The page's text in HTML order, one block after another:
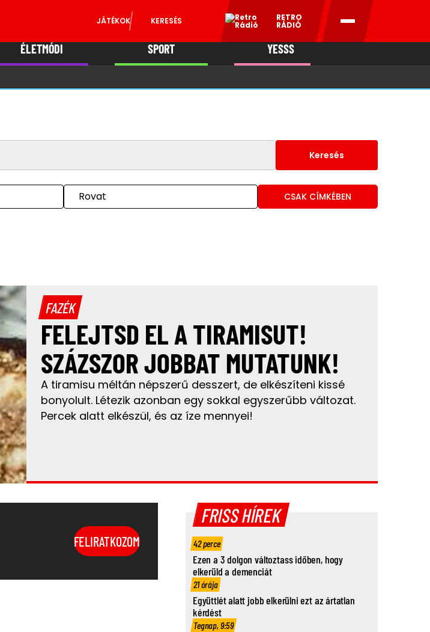
JÁTÉKOK KERESÉS RETRO
RÁDIÓ
ÉLETMÓDI SPORT YESSS
Keresés
Rovat CSAK CÍMKÉBEN
FAZÉK
FELEJTSD EL A TIRAMISUT!
SZÁZSZOR JOBBAT MUTATUNK!
A tiramisu méltán népszerű desszert, de elkészíteni kissé
bonyolult. Létezik azonban egy sokkal egyszerűbb változat.
Percek alatt elkészül, és az íze mennyei!
FELIRATKOZOM
FRISS HÍREK
42 perce
Ezen a 3 dolgon változtass időben, hogy
elkerüld a demenciát
21 órája
Együttlét alatt jobb elkerülni ezt az ártatlan
kérdést
Tegnap, 9:59